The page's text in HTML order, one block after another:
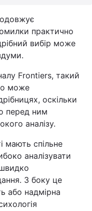
практично
вибір може
Frontiers, такий
може
оскільки
перед ним
аналізу.
мають спільне
аналізувати
З боку це
або надмірна